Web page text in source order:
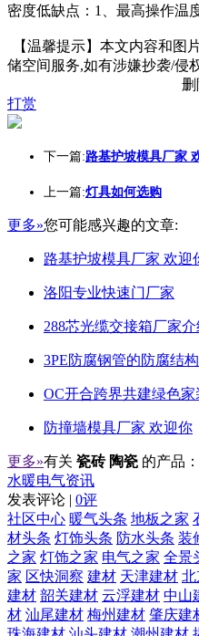
密度低缺点：1、最高操作温
【温馨提示】本文内容和图
储空间服务,如有涉嫌抄袭/侵
删
打赏
下一篇:路基护坡模具厂家
上一篇:灯具如何选购
更多»您可能感兴趣的文章:
路基护坡模具厂家 欢迎
洛阳专业快速门厂家
288芯光缆交接箱厂家
3PE防腐钢管的防腐结
OC开合跨界共建绿色
防撞墙模具厂家 欢迎你
更多»有关 瓷砖 陶瓷 的产品：
水暖电气资讯
发表评论 | 0评
社区中心 暖气头条 地板之家
材头条 灯饰头条 防水头条 装
之家 灯饰之家 电气之家 全景
家 区快洞察 建材 天津建材 北
建材 韶关建材 云浮建材 中山
材 汕尾建材 梅州建材 肇庆建